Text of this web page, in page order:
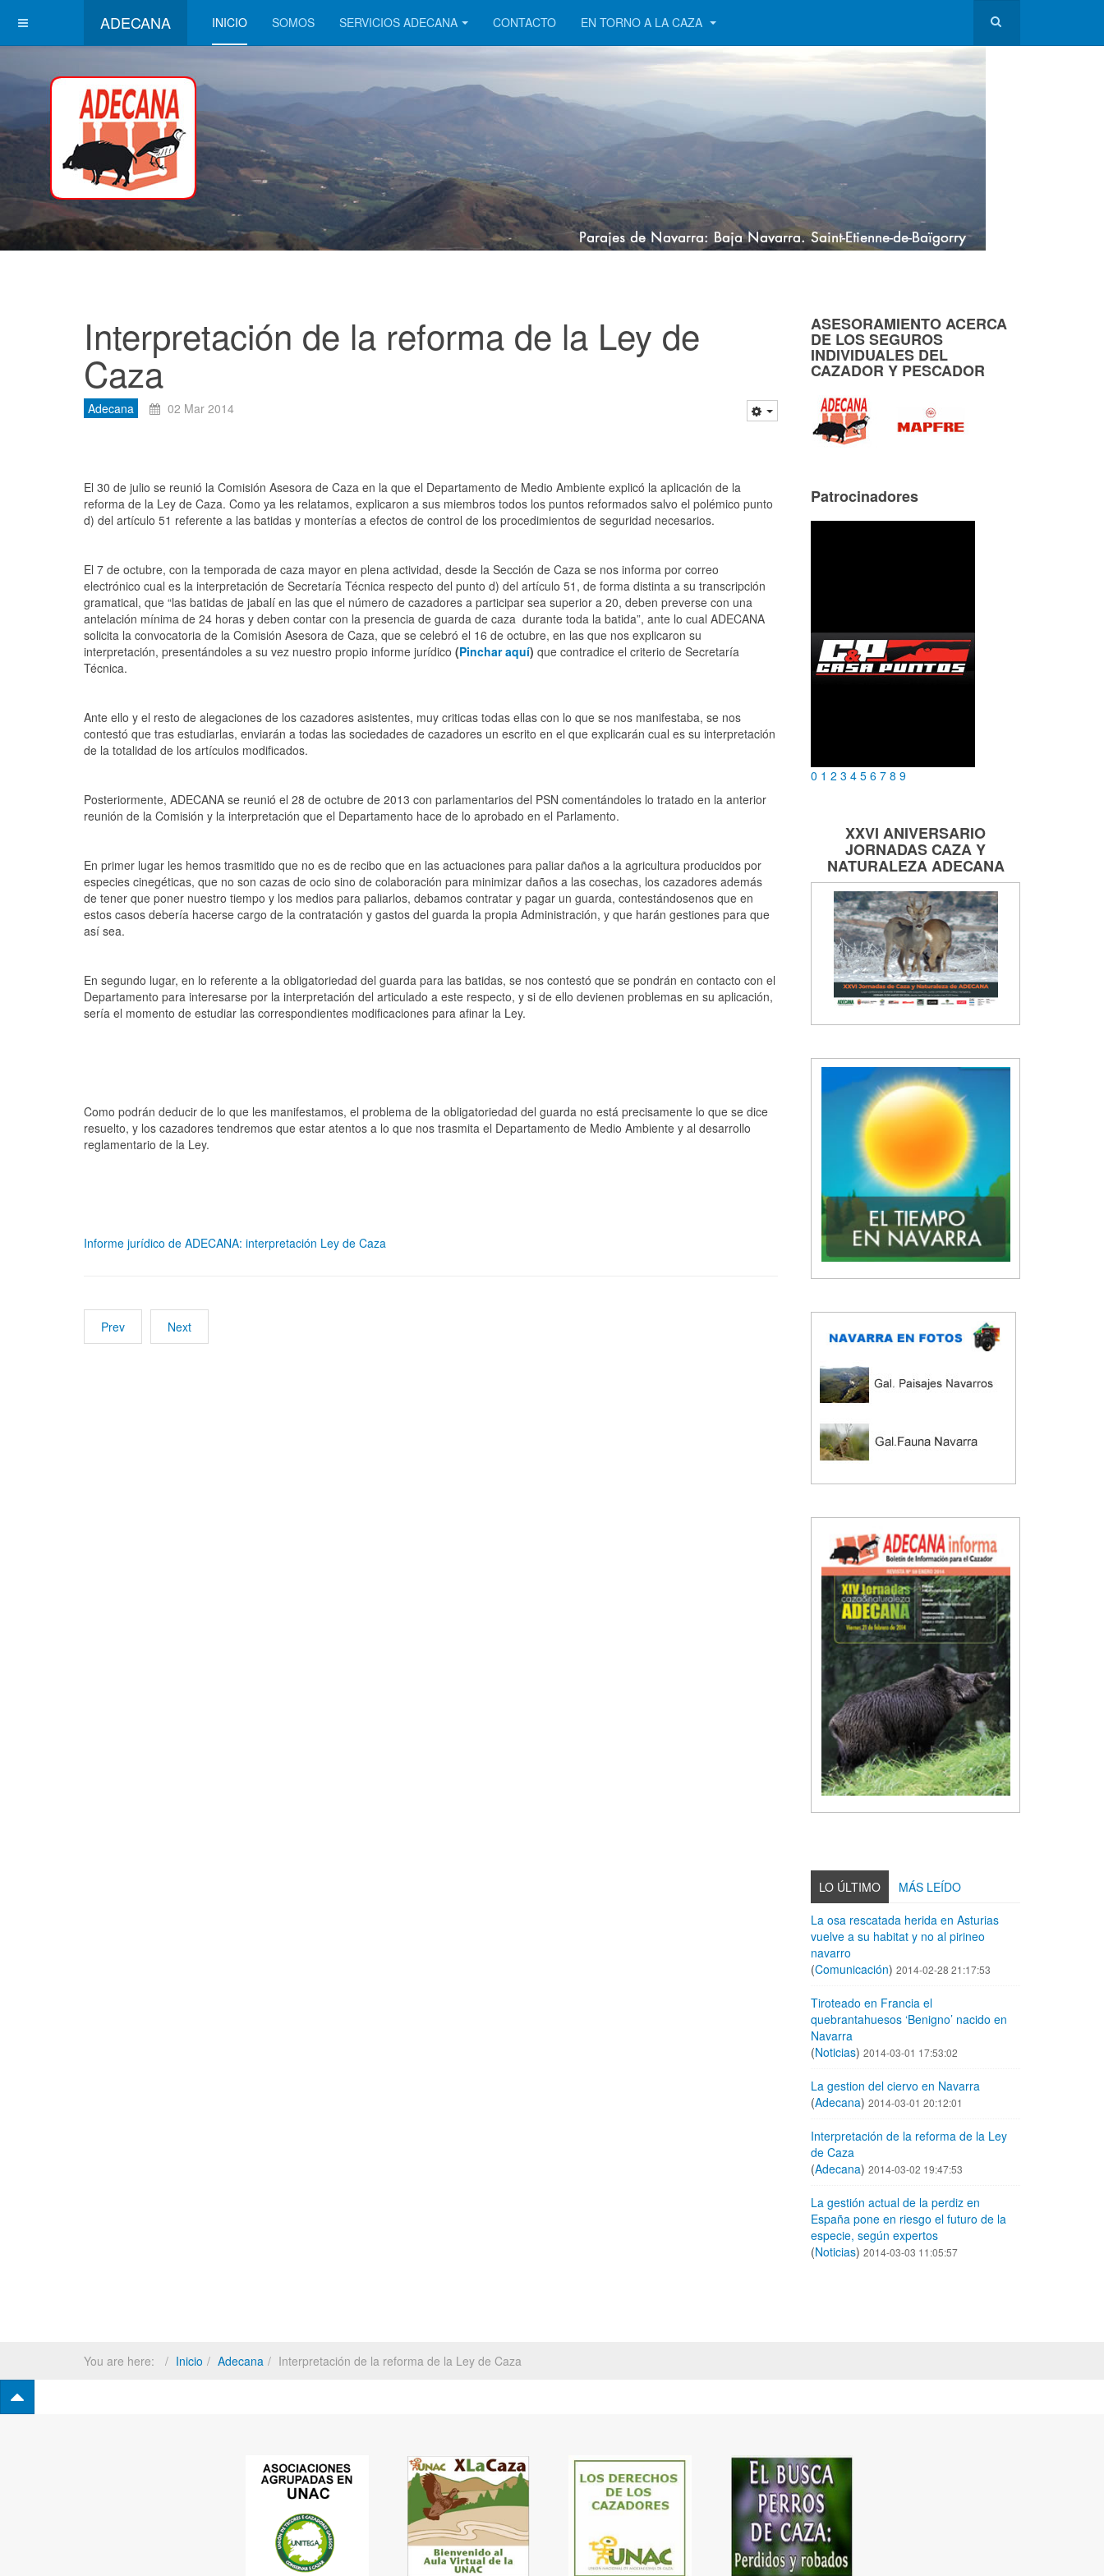
ADECANA INICIO SOMOS SERVICIOS ADECANA CONTACTO EN TORNO A LA CAZA
Interpretación de la reforma de la Ley de
Caza
Adecana 02 Mar 2014
El 30 de julio se reunió la Comisión Asesora de Caza en la que el Departamento de Medio Ambiente explicó la aplicación de la
reforma de la Ley de Caza. Como ya les relatamos, explicaron a sus miembros todos los puntos reformados salvo el polémico punto
d) del artículo 51 referente a las batidas y monterías a efectos de control de los procedimientos de seguridad necesarios.
El 7 de octubre, con la temporada de caza mayor en plena actividad, desde la Sección de Caza se nos informa por correo
electrónico cual es la interpretación de Secretaría Técnica respecto del punto d) del artículo 51, de forma distinta a su transcripción
gramatical, que “las batidas de jabalí en las que el número de cazadores a participar sea superior a 20, deben preverse con una
antelación mínima de 24 horas y deben contar con la presencia de guarda de caza durante toda la batida”, ante lo cual ADECANA
solicita la convocatoria de la Comisión Asesora de Caza, que se celebró el 16 de octubre, en las que nos explicaron su
interpretación, presentándoles a su vez nuestro propio informe jurídico (Pinchar aquí) que contradice el criterio de Secretaría
Técnica.
Ante ello y el resto de alegaciones de los cazadores asistentes, muy criticas todas ellas con lo que se nos manifestaba, se nos
contestó que tras estudiarlas, enviarán a todas las sociedades de cazadores un escrito en el que explicarán cual es su interpretación
de la totalidad de los artículos modificados.
Posteriormente, ADECANA se reunió el 28 de octubre de 2013 con parlamentarios del PSN comentándoles lo tratado en la anterior
reunión de la Comisión y la interpretación que el Departamento hace de lo aprobado en el Parlamento.
En primer lugar les hemos trasmitido que no es de recibo que en las actuaciones para paliar daños a la agricultura producidos por
especies cinegéticas, que no son cazas de ocio sino de colaboración para minimizar daños a las cosechas, los cazadores además
de tener que poner nuestro tiempo y los medios para paliarlos, debamos contratar y pagar un guarda, contestándosenos que en
estos casos debería hacerse cargo de la contratación y gastos del guarda la propia Administración, y que harán gestiones para que
así sea.
En segundo lugar, en lo referente a la obligatoriedad del guarda para las batidas, se nos contestó que se pondrán en contacto con el
Departamento para interesarse por la interpretación del articulado a este respecto, y si de ello devienen problemas en su aplicación,
sería el momento de estudiar las correspondientes modificaciones para afinar la Ley.
Como podrán deducir de lo que les manifestamos, el problema de la obligatoriedad del guarda no está precisamente lo que se dice
resuelto, y los cazadores tendremos que estar atentos a lo que nos trasmita el Departamento de Medio Ambiente y al desarrollo
reglamentario de la Ley.
Informe jurídico de ADECANA: interpretación Ley de Caza
Prev Next
ASESORAMIENTO ACERCA
DE LOS SEGUROS
INDIVIDUALES DEL
CAZADOR Y PESCADOR
Patrocinadores
0 1 2 3 4 5 6 7 8 9
XXVI ANIVERSARIO
JORNADASCAZA Y
NATURALEZAADECANA
LO ÚLTIMO
MÁS LEÍDO
La osa rescatada herida en Asturias
vuelve a su habitat y no al pirineo
navarro
(Comunicación) 2014-02-28 21:17:53
Tiroteado en Francia el
quebrantahuesos ‘Benigno’ nacido en
Navarra
(Noticias) 2014-03-01 17:53:02
La gestion del ciervo en Navarra
(Adecana) 2014-03-01 20:12:01
Interpretación de la reforma de la Ley
de Caza
(Adecana) 2014-03-02 19:47:53
La gestión actual de la perdiz en
España pone en riesgo el futuro de la
especie, según expertos
(Noticias) 2014-03-03 11:05:57
You are here: Inicio Adecana Interpretación de la reforma de la Ley de Caza